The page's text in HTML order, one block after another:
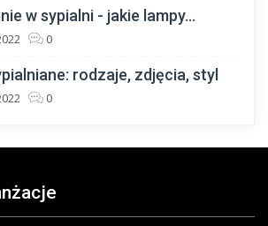
w sypialni - jakie lampy...
0
rodzaje, zdjęcia, styl
0